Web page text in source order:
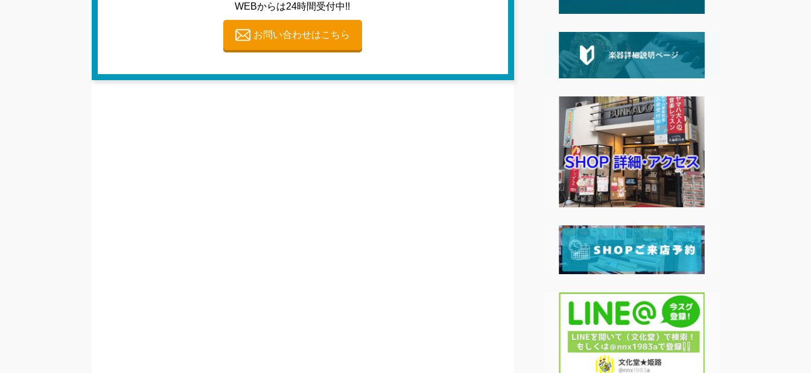
WEBからは24時間受付中!!
お問い合わせはこちら